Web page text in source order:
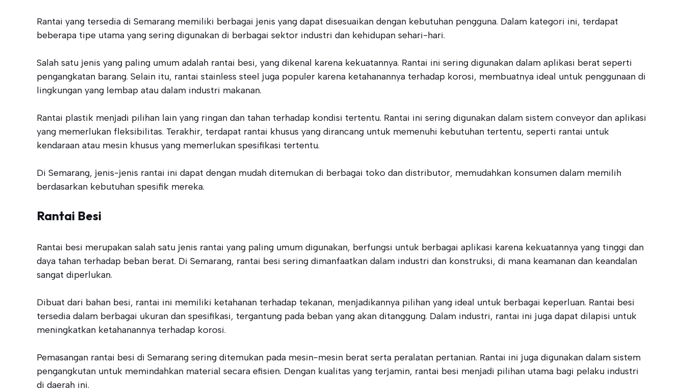
Rantai yang tersedia di Semarang memiliki berbagai jenis yang dapat disesuaikan dengan kebutuhan pengguna. Dalam kategori ini, terdapat
beberapa tipe utama yang sering digunakan di berbagai sektor industri dan kehidupan sehari-hari.
Salah satu jenis yang paling umum adalah rantai besi, yang dikenal karena kekuatannya. Rantai ini sering digunakan dalam aplikasi berat seperti
pengangkatan barang. Selain itu, rantai stainless steel juga populer karena ketahanannya terhadap korosi, membuatnya ideal untuk penggunaan di
lingkungan yang lembap atau dalam industri makanan.
Rantai plastik menjadi pilihan lain yang ringan dan tahan terhadap kondisi tertentu. Rantai ini sering digunakan dalam sistem conveyor dan aplikasi
yang memerlukan fleksibilitas. Terakhir, terdapat rantai khusus yang dirancang untuk memenuhi kebutuhan tertentu, seperti rantai untuk
kendaraan atau mesin khusus yang memerlukan spesifikasi tertentu.
Di Semarang, jenis-jenis rantai ini dapat dengan mudah ditemukan di berbagai toko dan distributor, memudahkan konsumen dalam memilih
berdasarkan kebutuhan spesifik mereka.
Rantai Besi
Rantai besi merupakan salah satu jenis rantai yang paling umum digunakan, berfungsi untuk berbagai aplikasi karena kekuatannya yang tinggi dan
daya tahan terhadap beban berat. Di Semarang, rantai besi sering dimanfaatkan dalam industri dan konstruksi, di mana keamanan dan keandalan
sangat diperlukan.
Dibuat dari bahan besi, rantai ini memiliki ketahanan terhadap tekanan, menjadikannya pilihan yang ideal untuk berbagai keperluan. Rantai besi
tersedia dalam berbagai ukuran dan spesifikasi, tergantung pada beban yang akan ditanggung. Dalam industri, rantai ini juga dapat dilapisi untuk
meningkatkan ketahanannya terhadap korosi.
Pemasangan rantai besi di Semarang sering ditemukan pada mesin-mesin berat serta peralatan pertanian. Rantai ini juga digunakan dalam sistem
pengangkutan untuk memindahkan material secara efisien. Dengan kualitas yang terjamin, rantai besi menjadi pilihan utama bagi pelaku industri
di daerah ini.